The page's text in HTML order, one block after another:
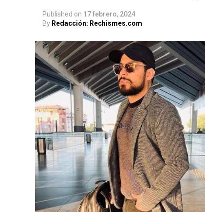
Published on 17 febrero, 2024
By Redacción: Rechismes.com